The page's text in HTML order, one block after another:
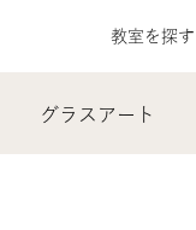
教室を探す
グラスアート